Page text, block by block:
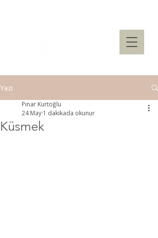
Yazı
Küsmek
Pınar Kurtoğlu
24 May 1 dakikada okunur